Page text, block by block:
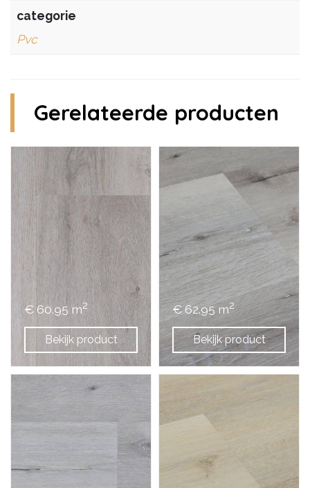
categorie
Pvc
Gerelateerde producten
Bekijk product
€ 60.95 m2
Bekijk product
€ 62.95 m2